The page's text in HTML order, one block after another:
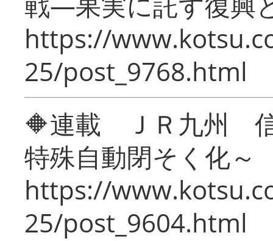
https://
25/post_9768.html
🔶連載 ＪＲ九州 信
特殊自動閉そく化～
https://
25/post_9604.html